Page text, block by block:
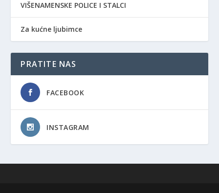
VIŠENAMENSKE POLICE I STALCI
Za kućne ljubimce
PRATITE NAS
FACEBOOK
INSTAGRAM